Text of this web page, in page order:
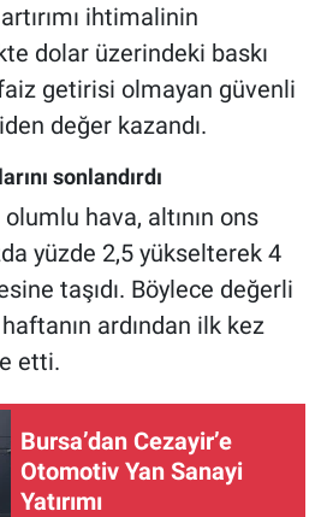
ihtimalinin
dolar üzerindeki baskı
getirisi olmayan güvenli
değer kazandı.
sonlandırdı
hava, altının ons
yüzde 2,5 yükselterek 4
taşıdı. Böylece değerli
ardından ilk kez
etti.
Bursa’dan Cezayir’e
Otomotiv Yan Sanayi
Yatırımı